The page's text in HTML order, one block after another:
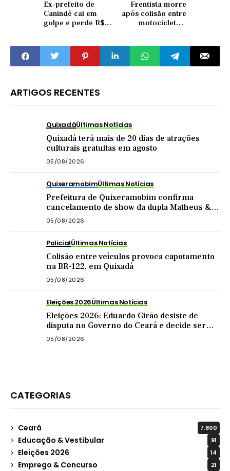
Ex-prefeito de
Canindé cai em
golpe e perde R$
de Elon Musk
Frentista morre
após colisão entre
motocicleta e
Ibaretama
ARTIGOS RECENTES
QuixadáÚltimas Notícias
Quixadá terá mais de 20 dias de atrações
culturais gratuitas em agosto
05/08/2026
QuixeramobimÚltimas Notícias
Prefeitura de Quixeramobim confirma
cancelamento de show da dupla Matheus &
Kauan
05/08/2026
PolicialÚltimas Notícias
Colisão entre veículos provoca capotamento
na BR-122, em Quixadá
05/08/2026
Eleições 2026Últimas Notícias
Eleições 2026: Eduardo Girão desiste de
disputa no Governo do Ceará e decide ser
vice de Zema
05/08/2026
CATEGORIAS
Ceará 7.800
Educação & Vestibular 91
Eleições 2026 14
Emprego & Concurso 21